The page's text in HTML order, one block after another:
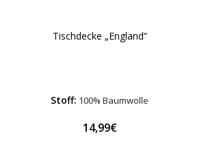
Tischdecke „England“
Stoff: 100% Baumwolle
14,99€